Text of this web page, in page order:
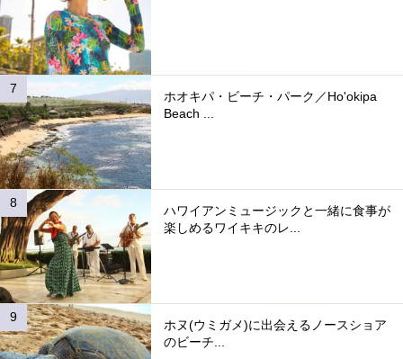
ホオキパ・ビーチ・パーク／Ho'okipa
Beach ...
ハワイアンミュージックと一緒に食事が
楽しめるワイキキのレ...
ホヌ(ウミガメ)に出会えるノースショア
のビーチ...